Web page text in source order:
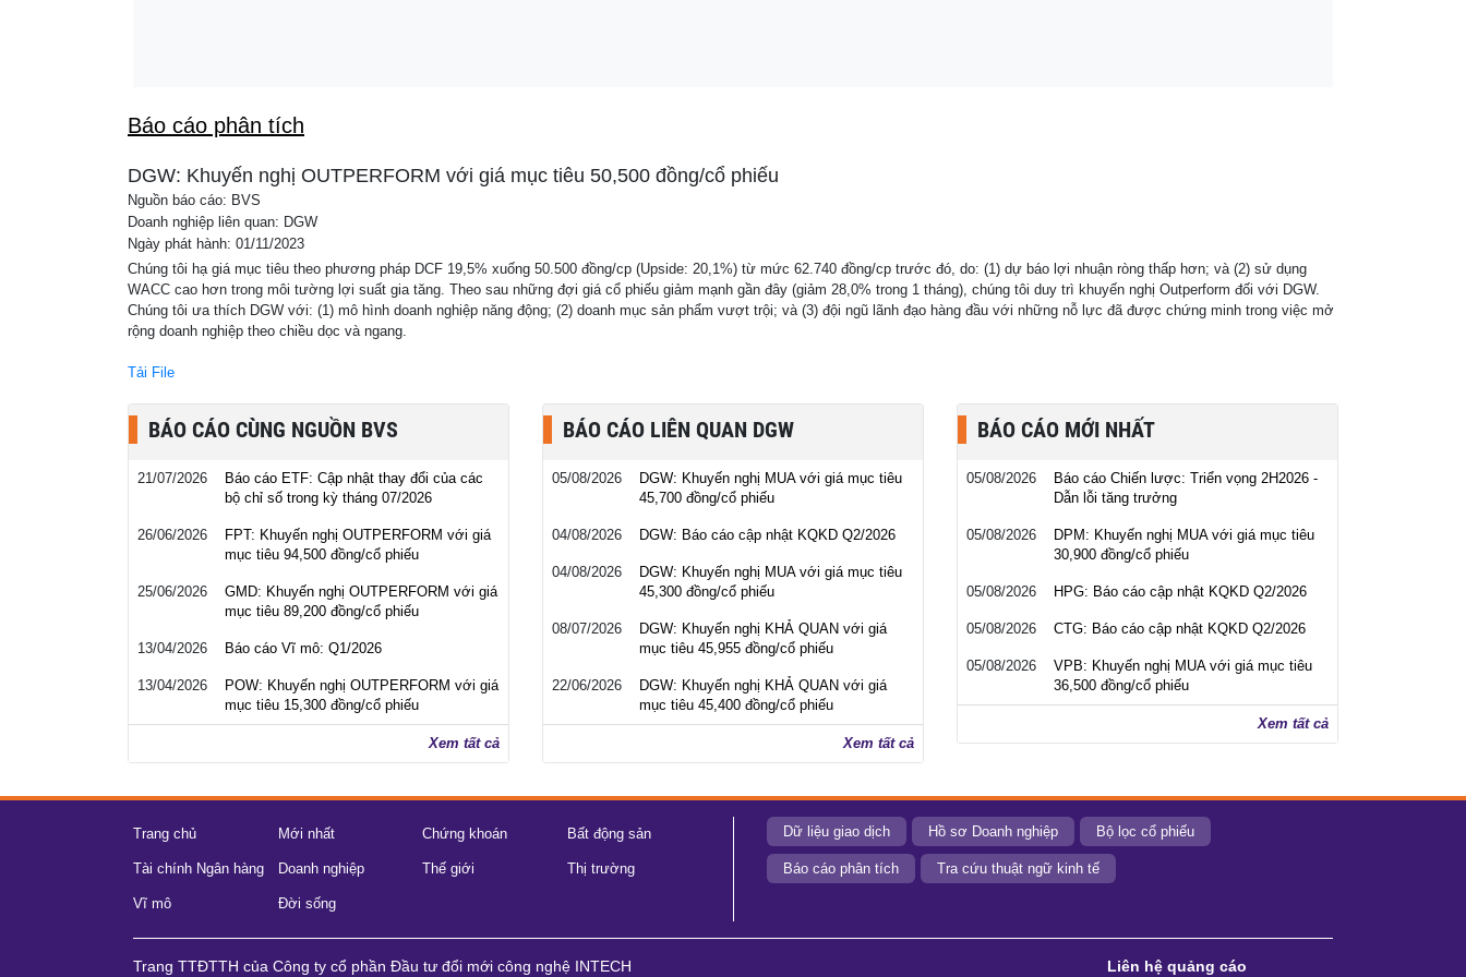
Báo cáo phân tích
DGW: Khuyến nghị OUTPERFORM với giá mục tiêu 50,500 đồng/cổ phiếu
Nguồn báo cáo: BVS
Doanh nghiệp liên quan: DGW
Ngày phát hành: 01/11/2023
Chúng tôi hạ giá mục tiêu theo phương pháp DCF 19,5% xuống 50.500 đồng/cp (Upside: 20,1%) từ mức 62.740 đồng/cp trước đó, do: (1) dự báo lợi nhuận ròng thấp hơn; và (2) sử dụng
WACC cao hơn trong môi tường lợi suất gia tăng. Theo sau những đợi giá cổ phiếu giảm mạnh gần đây (giảm 28,0% trong 1 tháng), chúng tôi duy trì khuyến nghị Outperform đối với DGW.
Chúng tôi ưa thích DGW với: (1) mô hình doanh nghiệp năng động; (2) doanh mục sản phẩm vượt trội; và (3) đội ngũ lãnh đạo hàng đầu với những nỗ lực đã được chứng minh trong việc mở
rộng doanh nghiệp theo chiều dọc và ngang.
Tải File
BÁO CÁO CÙNG NGUỒN BVS
21/07/2026
Báo cáo ETF: Cập nhật thay đổi của các
bộ chỉ số trong kỳ tháng 07/2026
26/06/2026
FPT: Khuyến nghị OUTPERFORM với giá
mục tiêu 94,500 đồng/cổ phiếu
25/06/2026
GMD: Khuyến nghị OUTPERFORM với giá
mục tiêu 89,200 đồng/cổ phiếu
13/04/2026 Báo cáo Vĩ mô: Q1/2026
13/04/2026
POW: Khuyến nghị OUTPERFORM với giá
mục tiêu 15,300 đồng/cổ phiếu
Xem tất cả
BÁO CÁO LIÊN QUAN DGW
05/08/2026
DGW: Khuyến nghị MUA với giá mục tiêu
45,700 đồng/cổ phiếu
04/08/2026 DGW: Báo cáo cập nhật KQKD Q2/2026
04/08/2026
DGW: Khuyến nghị MUA với giá mục tiêu
45,300 đồng/cổ phiếu
08/07/2026
DGW: Khuyến nghị KHẢ QUAN với giá
mục tiêu 45,955 đồng/cổ phiếu
22/06/2026
DGW: Khuyến nghị KHẢ QUAN với giá
mục tiêu 45,400 đồng/cổ phiếu
Xem tất cả
BÁO CÁO MỚI NHẤT
05/08/2026
Báo cáo Chiến lược: Triển vọng 2H2026 -
Dẫn lỗi tăng trưởng
05/08/2026
DPM: Khuyến nghị MUA với giá mục tiêu
30,900 đồng/cổ phiếu
05/08/2026 HPG: Báo cáo cập nhật KQKD Q2/2026
05/08/2026 CTG: Báo cáo cập nhật KQKD Q2/2026
05/08/2026
VPB: Khuyến nghị MUA với giá mục tiêu
36,500 đồng/cổ phiếu
Xem tất cả
Dữ liệu giao dịch Hồ sơ Doanh nghiệp Bộ lọc cổ phiếu
Báo cáo phân tích Tra cứu thuật ngữ kinh tế
Trang chủ Mới nhất Chứng khoán Bất động sản
Tài chính Ngân hàng Doanh nghiệp Thế giới Thị trường
Vĩ mô Đời sống
Trang TTĐTTH của Công ty cổ phần Đầu tư đổi mới công nghệ INTECH Liên hệ quảng cáo